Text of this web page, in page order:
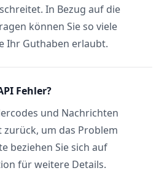
In Bezug auf die
können Sie so viele
Ihr Guthaben erlaubt.
Fehler?
und Nachrichten
zurück, um das Problem
beziehen Sie sich auf
für weitere Details.